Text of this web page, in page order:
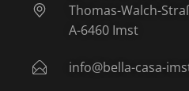
Thomas-Walch-
A-6460 Imst
info@bella-casa-